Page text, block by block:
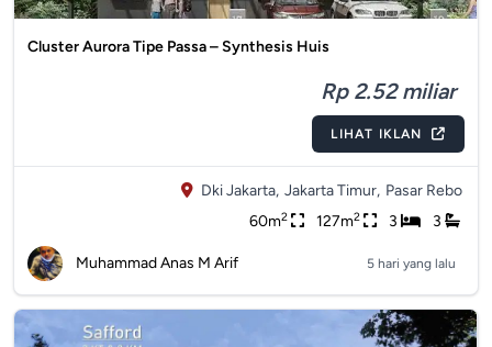
Cluster Aurora Tipe Passa – Synthesis Huis
Rp 2.52 miliar
LIHAT IKLAN
Dki Jakarta, Jakarta Timur, Pasar Rebo
60m2 127m2 3 3
Muhammad Anas M Arif 5 hari yang lalu